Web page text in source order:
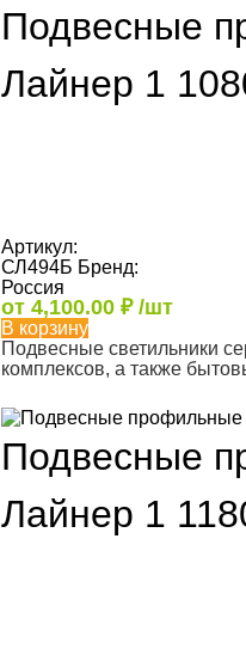
Подвесные
Лайнер 1
Артикул:
СЛ494Б Бренд:
Россия
от 4,100.00 ₽/шт
В корзину
Подвесные светильники
комплексов, а также
Подвесные
Лайнер 1